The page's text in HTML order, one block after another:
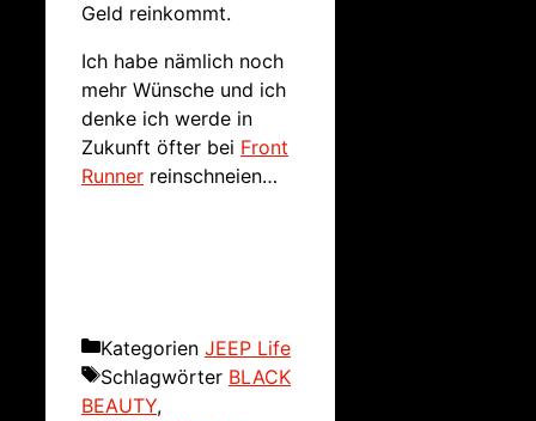
Geld reinkommt.
Ich habe nämlich noch
mehr Wünsche und ich
denke ich werde in
Zukunft öfter bei Front
Runner reinschneien…
Kategorien JEEP Life
Schlagwörter BLACK
BEAUTY,